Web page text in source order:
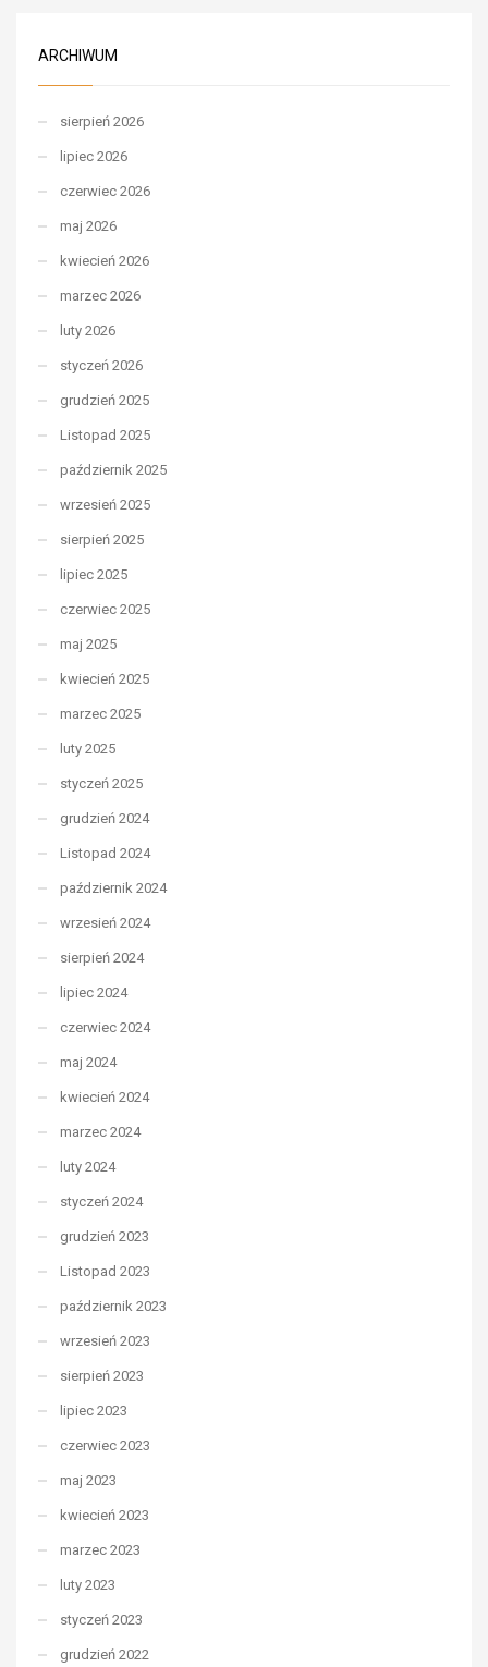
ARCHIWUM
sierpień 2026
lipiec 2026
czerwiec 2026
maj 2026
kwiecień 2026
marzec 2026
luty 2026
styczeń 2026
grudzień 2025
Listopad 2025
październik 2025
wrzesień 2025
sierpień 2025
lipiec 2025
czerwiec 2025
maj 2025
kwiecień 2025
marzec 2025
luty 2025
styczeń 2025
grudzień 2024
Listopad 2024
październik 2024
wrzesień 2024
sierpień 2024
lipiec 2024
czerwiec 2024
maj 2024
kwiecień 2024
marzec 2024
luty 2024
styczeń 2024
grudzień 2023
Listopad 2023
październik 2023
wrzesień 2023
sierpień 2023
lipiec 2023
czerwiec 2023
maj 2023
kwiecień 2023
marzec 2023
luty 2023
styczeń 2023
grudzień 2022